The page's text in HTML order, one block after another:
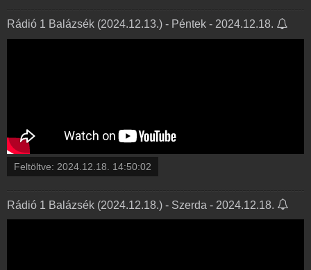
Rádió 1 Balázsék (2024.12.13.) - Péntek - 2024.12.18.
Feltöltve: 2024.12.18. 14:50:02
Rádió 1 Balázsék (2024.12.18.) - Szerda - 2024.12.18.